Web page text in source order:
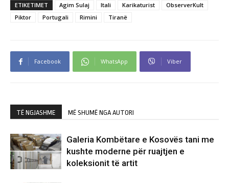
ETIKETIMET Agim Sulaj Itali Karikaturist
ObserverKult
Piktor
Portugali Rimini Tiranë
Facebook WhatsApp Viber
TË NGJASHME MË SHUMË NGA AUTORI
Galeria Kombëtare e Kosovës tani me
kushte moderne për ruajtjen e
koleksionit të artit